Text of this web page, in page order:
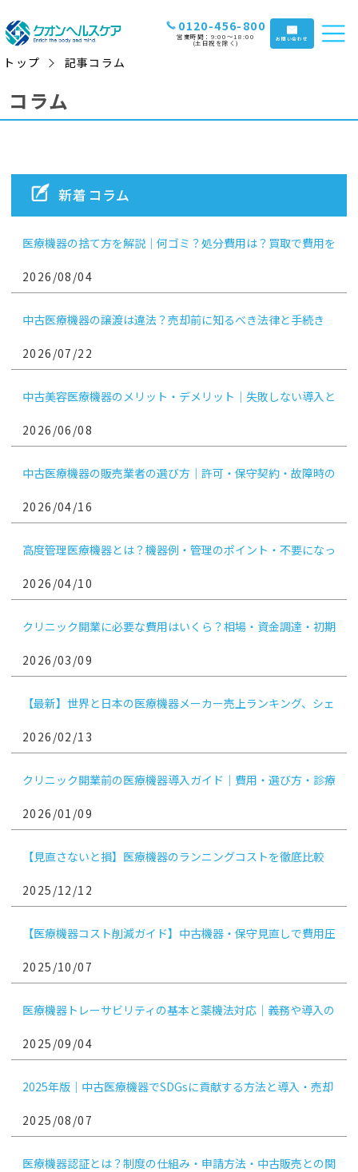
0120-456-800
営業時間：9:00〜18:00
(土日祝を除く) お問い合わせ
トップ 記事コラム
コラム
新着コラム
医療機器の捨て方を解説｜何ゴミ？処分費用は？買取で費用を
2026/08/04
中古医療機器の譲渡は違法？売却前に知るべき法律と手続き
2026/07/22
中古美容医療機器のメリット・デメリット｜失敗しない導入と
2026/06/08
中古医療機器の販売業者の選び方｜許可・保守契約・故障時の
2026/04/16
高度管理医療機器とは？機器例・管理のポイント・不要になっ
2026/04/10
クリニック開業に必要な費用はいくら？相場・資金調達・初期
2026/03/09
【最新】世界と日本の医療機器メーカー売上ランキング、シェ
2026/02/13
クリニック開業前の医療機器導入ガイド｜費用・選び方・診療
2026/01/09
【見直さないと損】医療機器のランニングコストを徹底比較
2025/12/12
【医療機器コスト削減ガイド】中古機器・保守見直しで費用圧
2025/10/07
医療機器トレーサビリティの基本と薬機法対応｜義務や導入の
2025/09/04
2025年版｜中古医療機器でSDGsに貢献する方法と導入・売却
2025/08/07
医療機器認証とは？制度の仕組み・申請方法・中古販売との関